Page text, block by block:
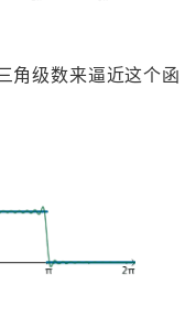
角级数来逼近这个函